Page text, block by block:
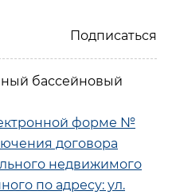
бассейновый
форме №
договора
недвижимого
по адресу: ул.